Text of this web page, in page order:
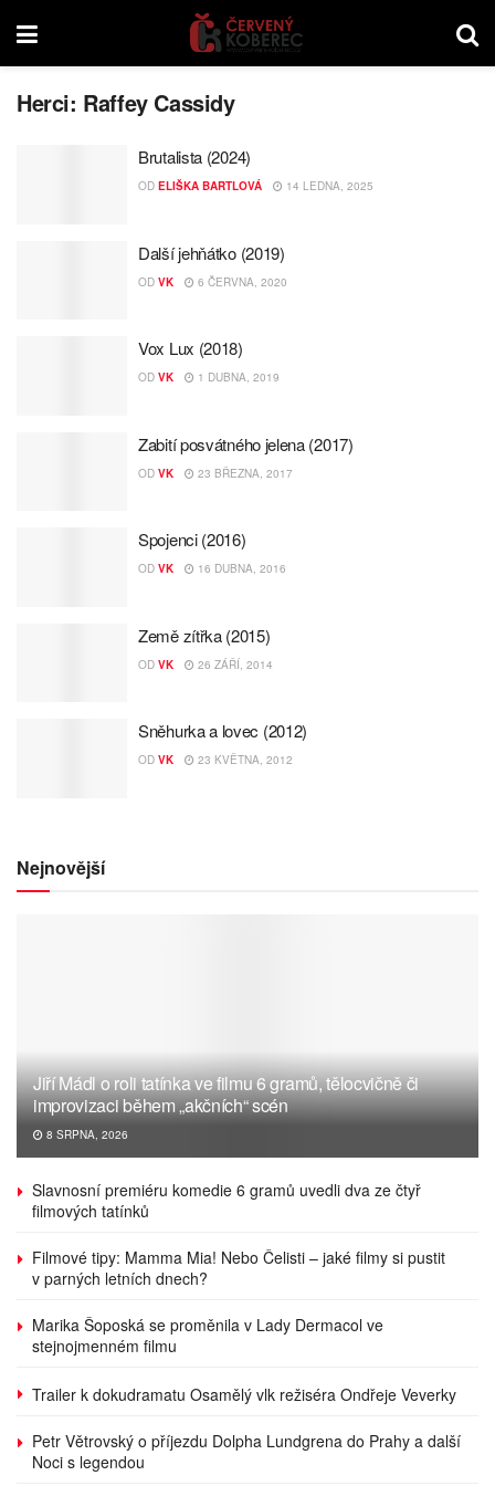
Herci: Raffey Cassidy
Brutalista (2024)
OD ELIŠKA BARTLOVÁ 14 LEDNA, 2025
Další jehňátko (2019)
OD VK 6 ČERVNA, 2020
Vox Lux (2018)
OD VK 1 DUBNA, 2019
Zabití posvátného jelena (2017)
OD VK 23 BŘEZNA, 2017
Spojenci (2016)
OD VK 16 DUBNA, 2016
Země zítřka (2015)
OD VK 26 ZÁŘÍ, 2014
Sněhurka a lovec (2012)
OD VK 23 KVĚTNA, 2012
Nejnovější
Jiří Mádl o roli tatínka ve filmu 6 gramů, tělocvičně či
improvizaci během „akčních“ scén
8 SRPNA, 2026
Slavnosní premiéru komedie 6 gramů uvedli dva ze čtyř
filmových tatínků
Filmové tipy: Mamma Mia! Nebo Čelisti – jaké filmy si pustit
v parných letních dnech?
Marika Šoposká se proměnila v Lady Dermacol ve
stejnojmenném filmu
Trailer k dokudramatu Osamělý vlk režiséra Ondřeje Veverky
Petr Větrovský o příjezdu Dolpha Lundgrena do Prahy a další
Noci s legendou